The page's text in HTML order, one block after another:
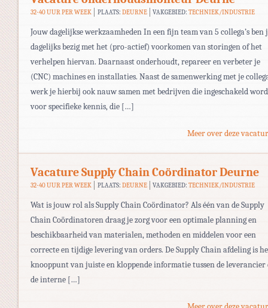
32-40 UUR PER WEEK PLAATS: DEURNE VAKGEBIED:TECHNIEK/INDUSTRIE
Jouw dagelijkse werkzaamheden In een fijn team van 5 collega’s ben
dagelijks bezig met het (pro-actief) voorkomen van storingen of het
verhelpen hiervan. Daarnaast onderhoudt, repareer en verbeter je
(CNC) machines en installaties. Naast de samenwerking met je
werk je hierbij ook nauw samen met bedrijven die ingeschakeld
voor specifieke kennis, die […]
Meer over deze
Vacature Supply Chain Coördinator Deurne
32-40 UUR PER WEEK PLAATS: DEURNE VAKGEBIED:TECHNIEK/INDUSTRIE
Wat is jouw rol als Supply Chain Coördinator? Als één van de Supply
Chain Coördinatoren draag je zorg voor een optimale planning en
beschikbaarheid van materialen, methoden en middelen voor een
correcte en tijdige levering van orders. De Supply Chain afdeling is
knooppunt van juiste en kloppende informatie tussen de leverancier
de interne […]